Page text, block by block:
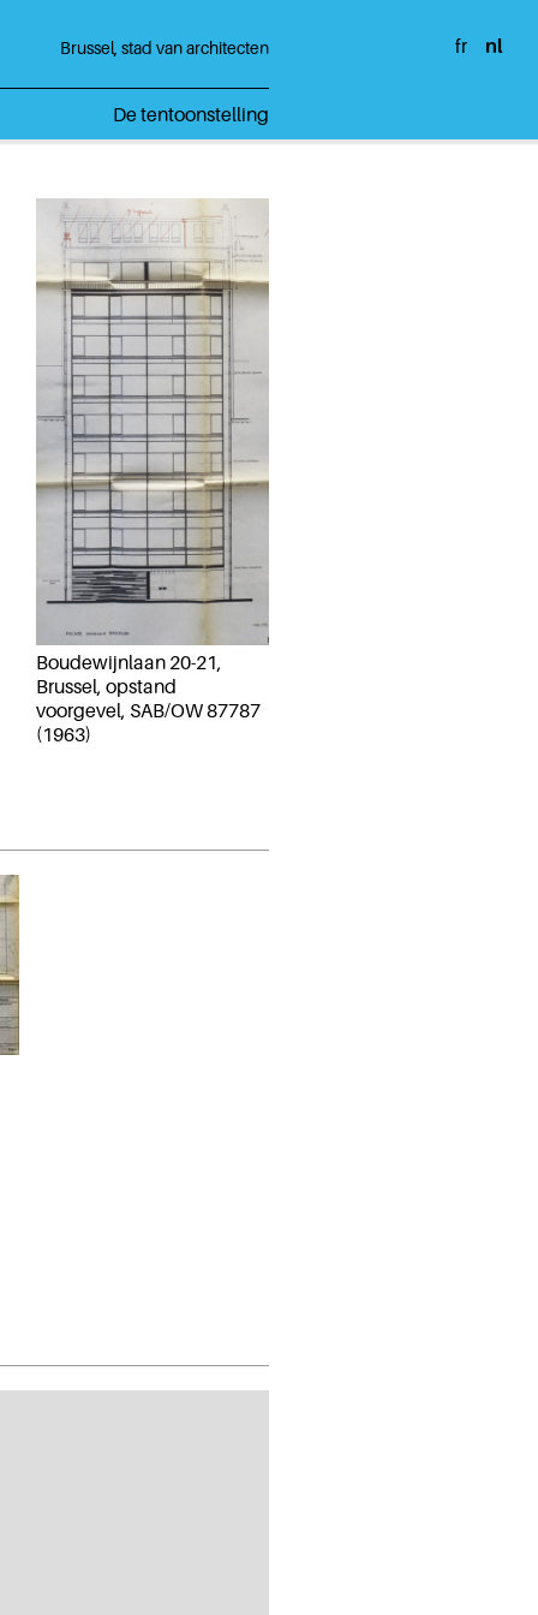
Brussel, stad van architecten
De tentoonstelling
fr nl
Boudewijnlaan 20-21,
Brussel, opstand
voorgevel, SAB/OW 87787
(1963)